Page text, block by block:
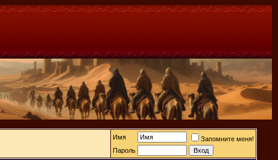
Имя
Запомните меня!
Пароль